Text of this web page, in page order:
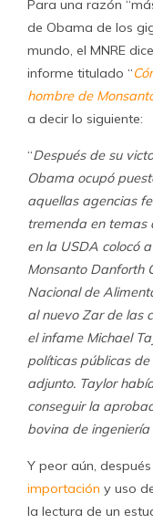
Para una razón
de Obama de los
mundo, el MNRE
informe titulado “
hombre de
a decir lo siguiente:
“Después de su
Obama ocupó
aquellas agencias
tremenda en temas
en la USDA colocó
Monsanto Danforth
Nacional de
al nuevo Zar de las
el infame Michael
políticas públicas
adjunto. Taylor
conseguir la
bovina de ingeniería
Y peor aún,
importación y uso
la lectura de un